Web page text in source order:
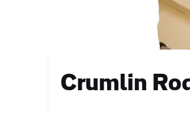
Crumlin